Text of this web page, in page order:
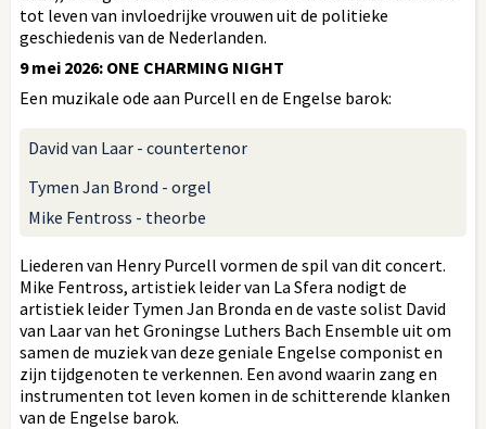
tot leven van invloedrijke vrouwen uit de politieke
geschiedenis van de Nederlanden.
9 mei 2026: ONE CHARMING NIGHT
Een muzikale ode aan Purcell en de Engelse barok:
David van Laar - countertenor
Tymen Jan Brond - orgel
Mike Fentross - theorbe
Liederen van Henry Purcell vormen de spil van dit concert.
Mike Fentross, artistiek leider van La Sfera nodigt de
artistiek leider Tymen Jan Bronda en de vaste solist David
van Laar van het Groningse Luthers Bach Ensemble uit om
samen de muziek van deze geniale Engelse componist en
zijn tijdgenoten te verkennen. Een avond waarin zang en
instrumenten tot leven komen in de schitterende klanken
van de Engelse barok.